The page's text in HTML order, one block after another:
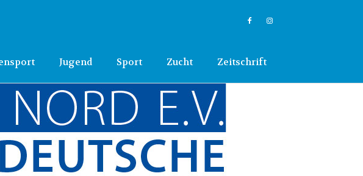
Jugend Sport Zucht Zeitschrift